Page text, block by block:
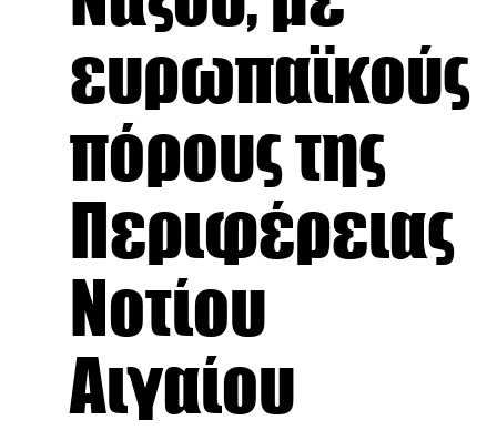
ευρωπαϊκούς
πόρους της
Περιφέρειας
Νοτίου
Αιγαίου